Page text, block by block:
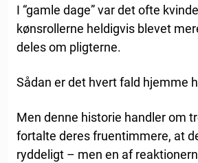
I “gamle dage” var det ofte
kønsrollerne heldigvis blevet
deles om pligterne.
Sådan er det hvert fald hjemme
Men denne historie handler om
fortalte deres fruentimmere, at
ryddeligt – men en af